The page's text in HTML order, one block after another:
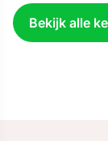
Bekijk alle